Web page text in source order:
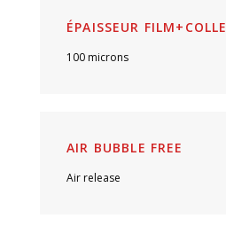
ÉPAISSEUR FILM+COLLE
100 microns
AIR BUBBLE FREE
Air release